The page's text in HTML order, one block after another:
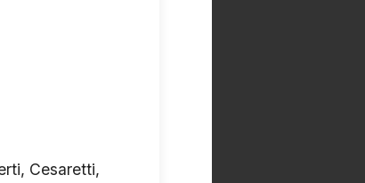
Cesaretti,